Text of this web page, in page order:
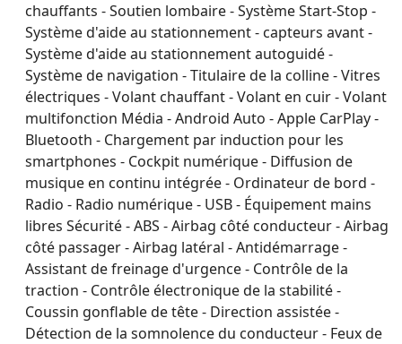
chauffants - Soutien lombaire - Système Start-Stop -
Système d'aide au stationnement - capteurs avant -
Système d'aide au stationnement autoguidé -
Système de navigation - Titulaire de la colline - Vitres
électriques - Volant chauffant - Volant en cuir - Volant
multifonction Média - Android Auto - Apple CarPlay -
Bluetooth - Chargement par induction pour les
smartphones - Cockpit numérique - Diffusion de
musique en continu intégrée - Ordinateur de bord -
Radio - Radio numérique - USB - Équipement mains
libres Sécurité - ABS - Airbag côté conducteur - Airbag
côté passager - Airbag latéral - Antidémarrage -
Assistant de freinage d'urgence - Contrôle de la
traction - Contrôle électronique de la stabilité -
Coussin gonflable de tête - Direction assistée -
Détection de la somnolence du conducteur - Feux de